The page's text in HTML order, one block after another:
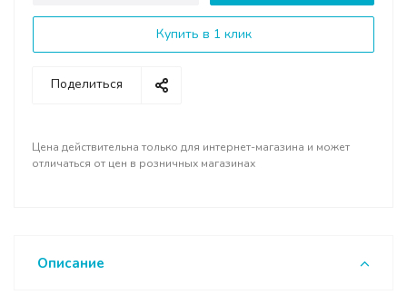
Купить в 1 клик
Поделиться
Цена действительна только для интернет-магазина и может
отличаться от цен в розничных магазинах
Описание